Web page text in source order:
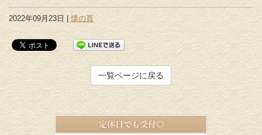
2022年09月23日 |懐の頁
一覧ページに戻る